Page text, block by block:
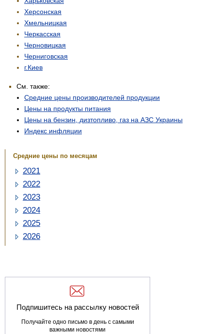
Херсонская
Хмельницкая
Черкасская
Черновицкая
Черниговская
г.Киев
См. также:
Средние цены производителей продукции
Цены на продукты питания
Цены на бензин, дизтопливо, газ на АЗС Украины
Индекс инфляции
Средние цены по месяцам
2021
2022
2023
2024
2025
2026
Подпишитесь на рассылку новостей
Получайте одно письмо в день с самыми
важными новостями